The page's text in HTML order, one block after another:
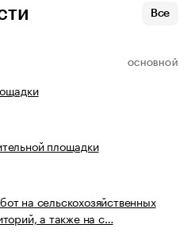
Все
ОСНОВНОЙ
площадки
на сельскохозяйственных
а также на с…